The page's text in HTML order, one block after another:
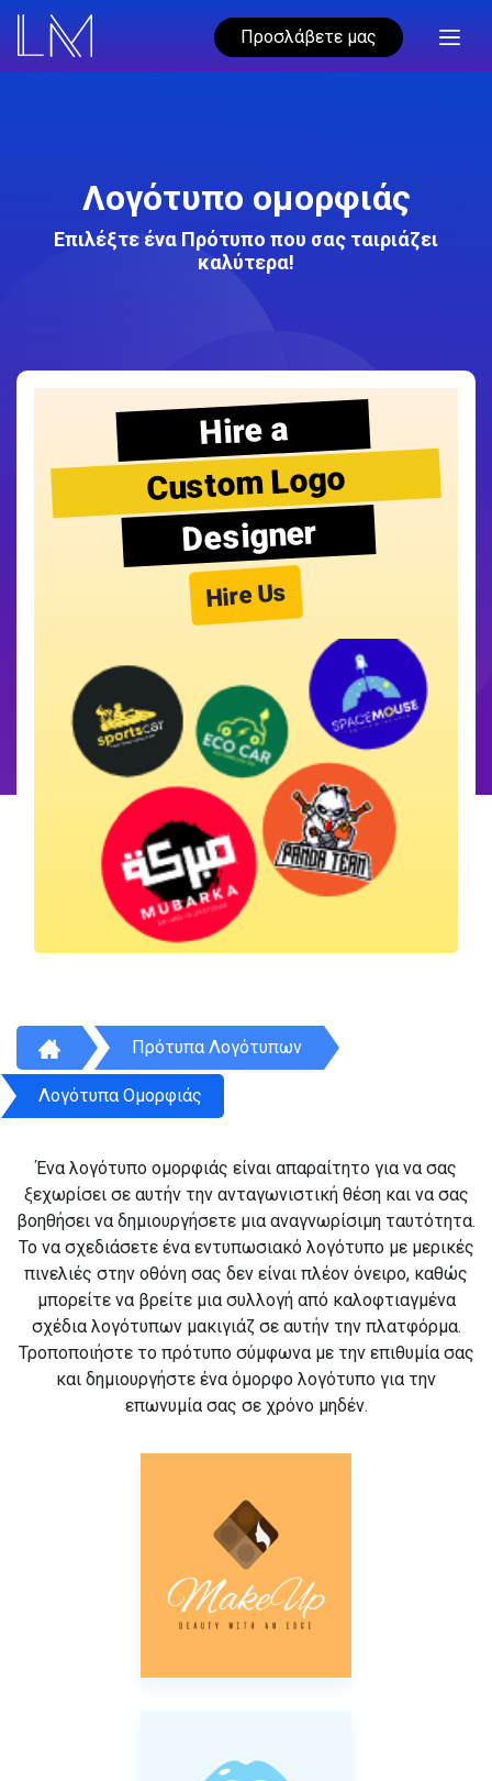
Προσλάβετε μας
Λογότυπο ομορφιάς
Επιλέξτε ένα Πρότυπο που σας ταιριάζει
καλύτερα!
Hire a
Custom Logo
Designer
Hire Us
Πρότυπα Λογότυπων
Λογότυπα Ομορφιάς
Ένα λογότυπο ομορφιάς είναι απαραίτητο για να σας
ξεχωρίσει σε αυτήν την ανταγωνιστική θέση και να σας
βοηθήσει να δημιουργήσετε μια αναγνωρίσιμη ταυτότητα.
Το να σχεδιάσετε ένα εντυπωσιακό λογότυπο με μερικές
πινελιές στην οθόνη σας δεν είναι πλέον όνειρο, καθώς
μπορείτε να βρείτε μια συλλογή από καλοφτιαγμένα
σχέδια λογότυπων μακιγιάζ σε αυτήν την πλατφόρμα.
Τροποποιήστε το πρότυπο σύμφωνα με την επιθυμία σας
και δημιουργήστε ένα όμορφο λογότυπο για την
επωνυμία σας σε χρόνο μηδέν.